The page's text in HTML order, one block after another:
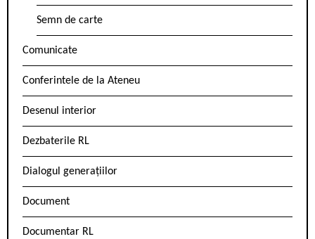
Semn de carte
Comunicate
Conferintele de la Ateneu
Desenul interior
Dezbaterile RL
Dialogul generațiilor
Document
Documentar RL